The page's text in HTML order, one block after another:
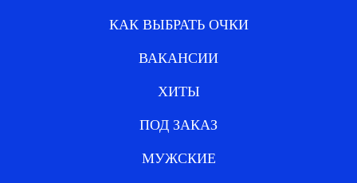
КАК ВЫБРАТЬ ОЧКИ
ВАКАНСИИ
ХИТЫ
ПОД ЗАКАЗ
МУЖСКИЕ